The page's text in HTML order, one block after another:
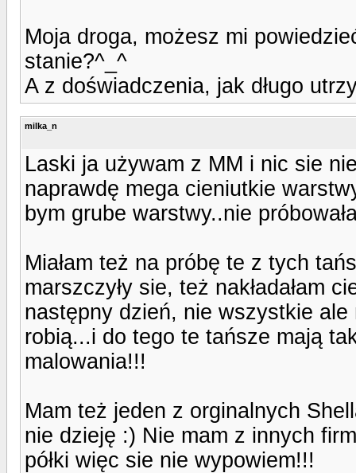
Moja droga, możesz mi
stanie?^_^
A z doświadczenia, jak długo
milka_n
Laski ja używam z MM i nic sie
naprawdę mega cieniutkie
bym grube warstwy..nie
Miałam też na próbę te z tych
marszczyły sie, też nakładałam
następny dzień, nie wszystkie
robią...i do tego te tańsze mają
malowania!!!
Mam też jeden z orginalnych
nie dzieję :) Nie mam z innych
półki więc sie nie wypowiem!!!